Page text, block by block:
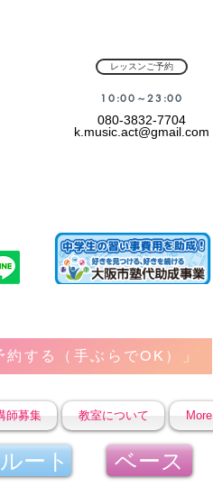
レッスンご予約
080-3832-7704
k.music.act@gmail.com
​10:00～23:00
約する（手ぶらでOK）」
師募集 教室について More
ート
ベース